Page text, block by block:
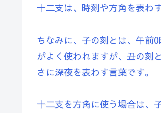
十二支は、時刻や方角を表わ
ちなみに、子の刻とは、午前
がよく使われますが、丑の刻
さに深夜を表わす言葉です。
十二支を方角に使う場合は、